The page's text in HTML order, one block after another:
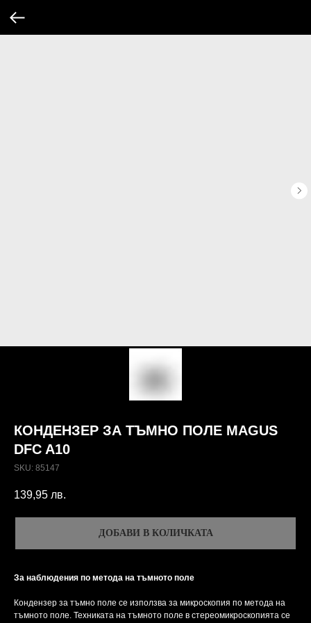
КОНДЕНЗЕР ЗА ТЪМНО ПОЛЕ MAGUS
DFC A10
SKU: 85147
139,95 лв.
ДОБАВИ В КОЛИЧКАТА
За наблюдения по метода на тъмното поле
Кондензер за тъмно поле се използва за микроскопия по метода на
тъмното поле. Техниката на тъмното поле в стереомикроскопията се